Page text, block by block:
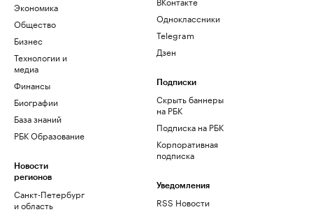
Экономика
Общество
Бизнес
Технологии и
медиа
Финансы
Биографии
База знаний
РБК Образование
Новости
регионов
Санкт-Петербург
и область
Одноклассники
Telegram
Дзен
Подписки
Скрыть баннеры
на РБК
Подписка на РБК
Корпоративная
подписка
Уведомления
RSS Новости